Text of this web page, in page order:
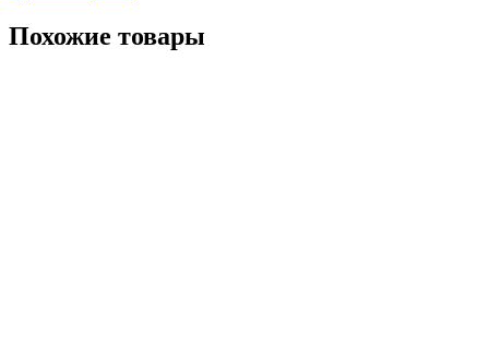
Похожие товары